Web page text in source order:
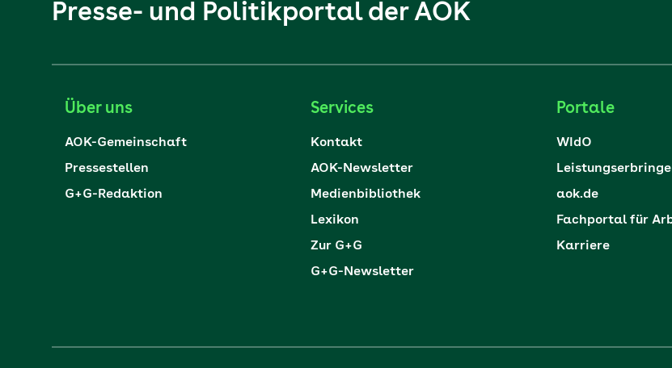
Presse- und Politikportal der AOK
Über uns
AOK-Gemeinschaft
Pressestellen
G+G-Redaktion
Services
Kontakt
AOK-Newsletter
Medienbibliothek
Lexikon
Zur G+G
G+G-Newsletter
Portale
WIdO
aok.de
Fachportal für
Karriere